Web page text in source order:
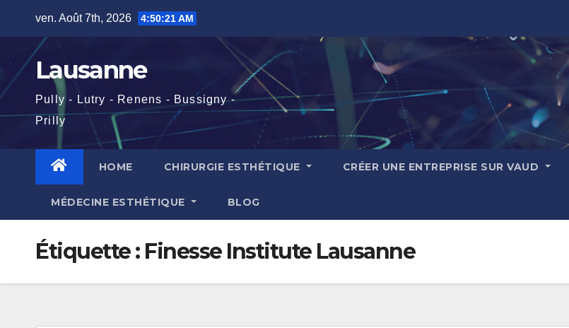
content
ven. Août 7th, 2026 4:50:23 AM
Lausanne
Pully - Lutry - Renens - Bussigny -
Prilly
HOME CHIRURGIE ESTHÉTIQUE CRÉER UNE ENTREPRISE SUR VAUD
MÉDECINE ESTHÉTIQUE BLOG
Étiquette : Finesse Institute Lausanne